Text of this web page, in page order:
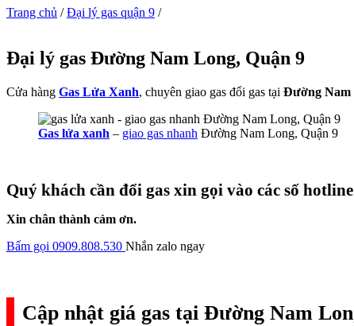
Trang chủ / Đại lý gas quận 9 /
Đại lý gas Đường Nam Long, Quận 9
Cửa hàng Gas Lửa Xanh, chuyên giao gas đổi gas tại Đường Nam
Gas lửa xanh – giao gas nhanh Đường Nam Long, Quận 9
Quý khách cần đổi gas xin gọi vào các số
Xin chân thành cảm ơn.
Bấm gọi 0909.808.530 Nhắn zalo ngay
Cập nhật giá gas tại Đường Nam